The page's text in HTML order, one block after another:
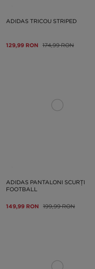
ADIDAS TRICOU STRIPED
129,99 RON 174,99 RON
ADIDAS PANTALONI SCURȚI
FOOTBALL
149,99 RON 199,99 RON